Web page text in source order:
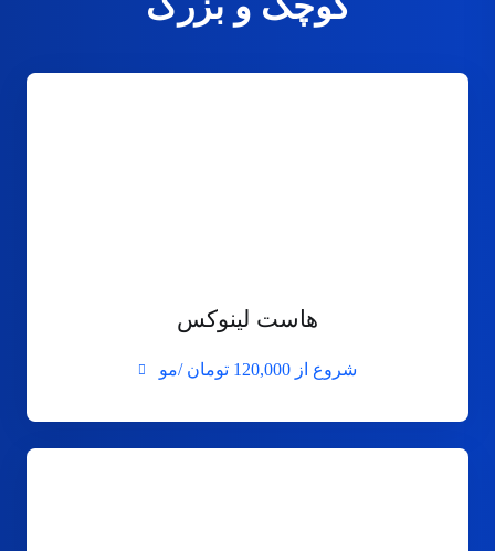
هاست لینوکس
شروع از